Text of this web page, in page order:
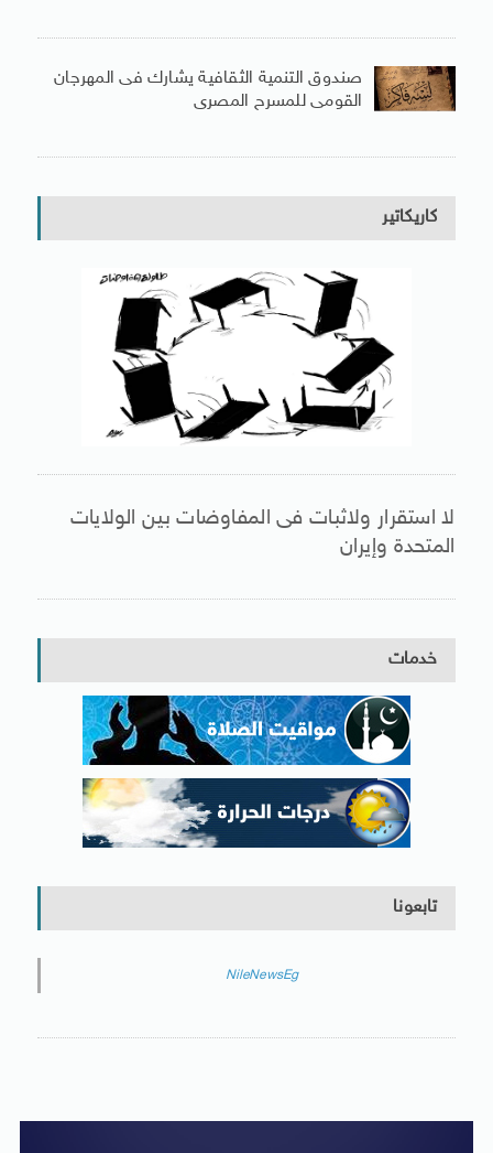
صندوق التنمية الثقافية يشارك فى المهرجان
القومى للمسرح المصرى
كاريكاتير
لا استقرار ولاثبات فى المفاوضات بين الولايات
المتحدة وإيران
خدمات
تابعونا
NileNewsEg